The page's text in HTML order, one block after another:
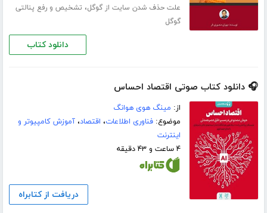
علت حذف شدن سایت از گوگل، تشخیص و رفع پنالتی
گوگل
دانلود کتاب
🎧 دانلود کتاب صوتی اقتصاد احساس
از: مینگ هوی هوانگ
موضوع:فناوری اطلاعات، اقتصاد،آموزش کامپیوتر و
اینترنت
۴ ساعت و ۴۳ دقیقه
دریافت از کتابراه